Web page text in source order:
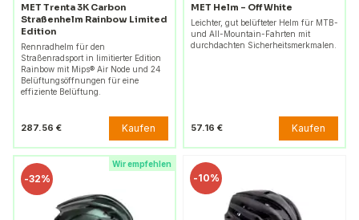
MET Trenta 3K Carbon
Straßenhelm Rainbow Limited
Edition
Rennradhelm für den
Straßenradsport in limitierter Edition
Rainbow mit Mips® Air Node und 24
Belüftungsöffnungen für eine
effiziente Belüftung.
287.56 € Kaufen
MET Helm – Off White
Leichter, gut belüfteter Helm für MTB-
und All-Mountain-Fahrten mit
durchdachten Sicherheitsmerkmalen.
57.16 € Kaufen
Wir empfehlen
-32% -10%